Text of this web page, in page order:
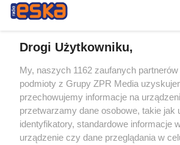
DOMOWE PORZĄDKI
Hiszpański sposób na
Rozpuszcza kamień i
noc
Drogi Użytkowniku,
My, naszych 1162 zaufanych
podmioty z Grupy ZPR Media
przechowujemy informacje na
przetwarzamy dane osobowe, takie jak
identyfikatory, standardowe informacje
urządzenie czy dane przeglądania w